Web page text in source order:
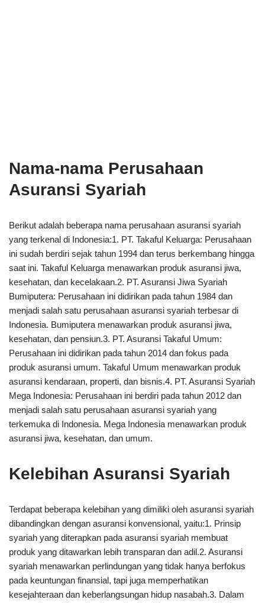
Nama-nama Perusahaan
Asuransi Syariah
Berikut adalah beberapa nama perusahaan asuransi syariah
yang terkenal di Indonesia:1. PT. Takaful Keluarga: Perusahaan
ini sudah berdiri sejak tahun 1994 dan terus berkembang hingga
saat ini. Takaful Keluarga menawarkan produk asuransi jiwa,
kesehatan, dan kecelakaan.2. PT. Asuransi Jiwa Syariah
Bumiputera: Perusahaan ini didirikan pada tahun 1984 dan
menjadi salah satu perusahaan asuransi syariah terbesar di
Indonesia. Bumiputera menawarkan produk asuransi jiwa,
kesehatan, dan pensiun.3. PT. Asuransi Takaful Umum:
Perusahaan ini didirikan pada tahun 2014 dan fokus pada
produk asuransi umum. Takaful Umum menawarkan produk
asuransi kendaraan, properti, dan bisnis.4. PT. Asuransi Syariah
Mega Indonesia: Perusahaan ini berdiri pada tahun 2012 dan
menjadi salah satu perusahaan asuransi syariah yang
terkemuka di Indonesia. Mega Indonesia menawarkan produk
asuransi jiwa, kesehatan, dan umum.
Kelebihan Asuransi Syariah
Terdapat beberapa kelebihan yang dimiliki oleh asuransi syariah
dibandingkan dengan asuransi konvensional, yaitu:1. Prinsip
syariah yang diterapkan pada asuransi syariah membuat
produk yang ditawarkan lebih transparan dan adil.2. Asuransi
syariah menawarkan perlindungan yang tidak hanya berfokus
pada keuntungan finansial, tapi juga memperhatikan
kesejahteraan dan keberlangsungan hidup nasabah.3. Dalam